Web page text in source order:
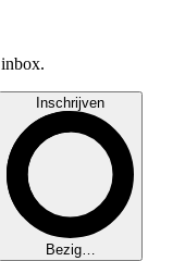
Inschrijven
Bezig…